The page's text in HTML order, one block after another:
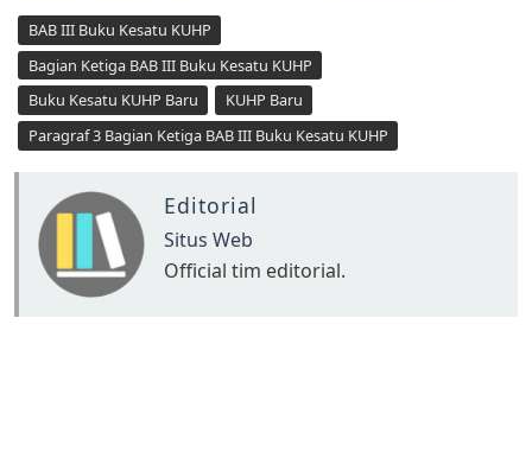
BAB III Buku Kesatu KUHP
Bagian Ketiga BAB III Buku Kesatu KUHP
Buku Kesatu KUHP Baru
KUHP Baru
Paragraf 3 Bagian Ketiga BAB III Buku Kesatu KUHP
Editorial
Situs Web
Official tim editorial.